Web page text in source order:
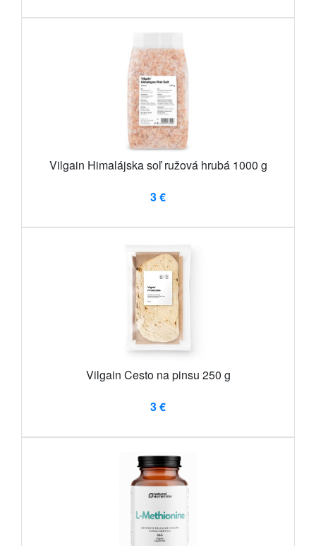
Vilgain Himalájska soľ ružová hrubá 1000 g
3 €
Vilgain Cesto na pinsu 250 g
3 €